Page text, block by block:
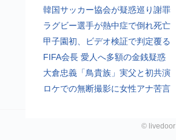
韓国サッカー協会が疑惑巡り謝罪
ラグビー選手が熱中症で倒れ死亡
甲子園初、ビデオ検証で判定覆る
FIFA会長 愛人へ多額の金銭疑惑
大倉忠義「鳥貴族」実父と初共演
ロケでの無断撮影に女性アナ苦言
© livedoor